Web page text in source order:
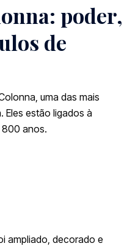
poder,
de
uma das mais
Eles estão ligados à
800 anos.
ampliado, decorado e